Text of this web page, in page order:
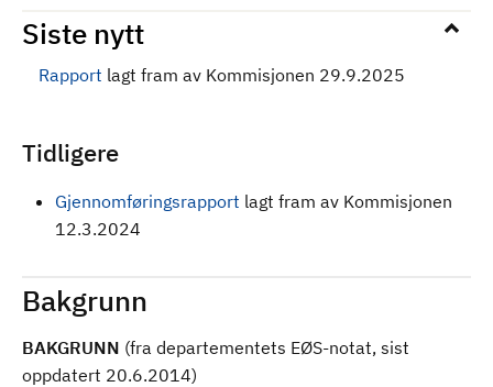
Siste nytt
Rapport lagt fram av Kommisjonen 29.9.2025
Tidligere
Gjennomføringsrapport lagt fram av Kommisjonen
12.3.2024
Bakgrunn
BAKGRUNN (fra departementets EØS-notat, sist
oppdatert 20.6.2014)